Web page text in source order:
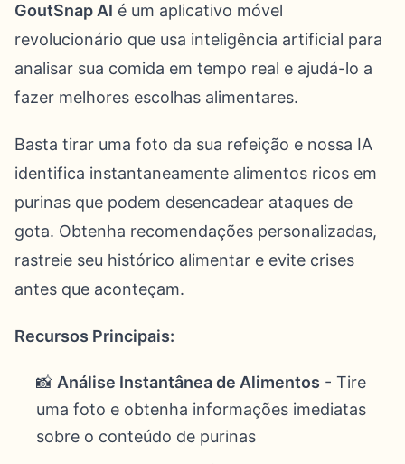
GoutSnap AI é um aplicativo móvel
revolucionário que usa inteligência artificial para
analisar sua comida em tempo real e ajudá-lo a
fazer melhores escolhas alimentares.
Basta tirar uma foto da sua refeição e nossa IA
identifica instantaneamente alimentos ricos em
purinas que podem desencadear ataques de
gota. Obtenha recomendações personalizadas,
rastreie seu histórico alimentar e evite crises
antes que aconteçam.
Recursos Principais:
📸 Análise Instantânea de Alimentos - Tire
uma foto e obtenha informações imediatas
sobre o conteúdo de purinas